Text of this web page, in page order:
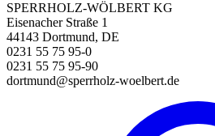
SPERRHOLZ-WÖLBERT KG
Eisenacher Straße 1
44143 Dortmund, DE
0231 55 75 95-0
0231 55 75 95-90
dortmund@sperrholz-woelbert.de